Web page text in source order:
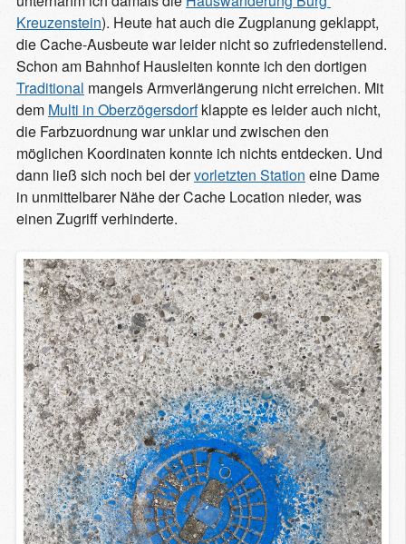
Kreuzenstein). Heute hat auch die Zugplanung geklappt,
die Cache-Ausbeute war leider nicht so zufriedenstellend.
Schon am Bahnhof Hausleiten konnte ich den dortigen
Traditional mangels Armverlängerung nicht erreichen. Mit
dem Multi in Oberzögersdorfklappte es leider auch nicht,
die Farbzuordnung war unklar und zwischen den
möglichen Koordinaten konnte ich nichts entdecken. Und
dann ließ sich noch bei dervorletzten Station eine Dame
in unmittelbarer Nähe der Cache Location nieder, was
einen Zugriff verhinderte.